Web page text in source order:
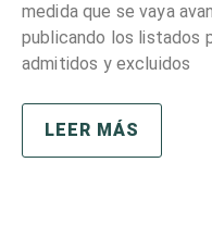
medida que se vaya
publicando los listados
admitidos y excluidos
LEER MÁS